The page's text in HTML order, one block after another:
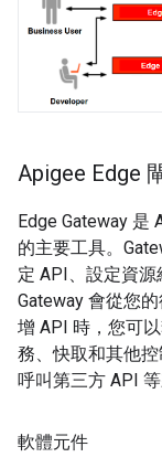
Apigee Edge
Edge Gateway 是
的主要工具。
定 API、設定資源
Gateway 會從您
增 API 時，您可
務、快取和其他
呼叫第三方 API
軟體元件